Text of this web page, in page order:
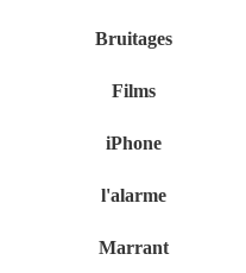
Bruitages
Films
iPhone
l'alarme
Marrant